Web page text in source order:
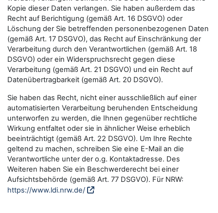
Kopie dieser Daten verlangen. Sie haben außerdem das
Recht auf Berichtigung (gemäß Art. 16 DSGVO) oder
Löschung der Sie betreffenden personenbezogenen Daten
(gemäß Art. 17 DSGVO), das Recht auf Einschränkung der
Verarbeitung durch den Verantwortlichen (gemäß Art. 18
DSGVO) oder ein Widerspruchsrecht gegen diese
Verarbeitung (gemäß Art. 21 DSGVO) und ein Recht auf
Datenübertragbarkeit (gemäß Art. 20 DSGVO).
Sie haben das Recht, nicht einer ausschließlich auf einer
automatisierten Verarbeitung beruhenden Entscheidung
unterworfen zu werden, die Ihnen gegenüber rechtliche
Wirkung entfaltet oder sie in ähnlicher Weise erheblich
beeinträchtigt (gemäß Art. 22 DSGVO). Um Ihre Rechte
geltend zu machen, schreiben Sie eine E-Mail an die
Verantwortliche unter der o.g. Kontaktadresse. Des
Weiteren haben Sie ein Beschwerderecht bei einer
Aufsichtsbehörde (gemäß Art. 77 DSGVO). Für NRW:
https://www.ldi.nrw.de/